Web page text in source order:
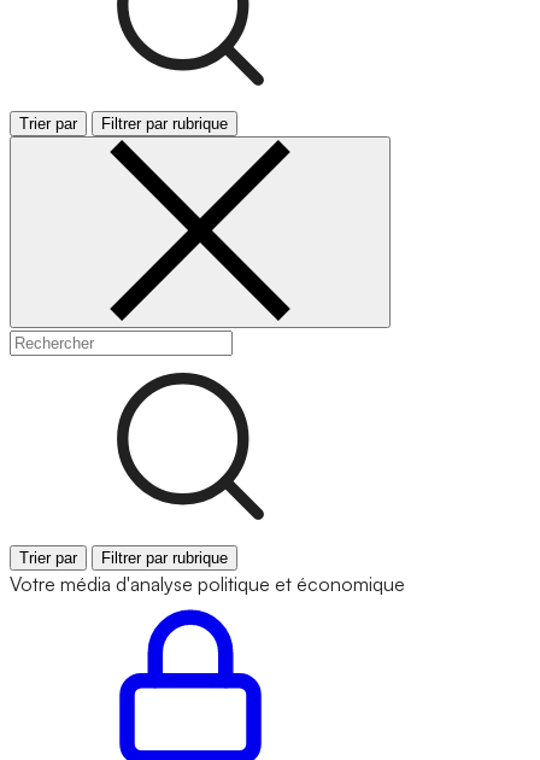
Trier par Filtrer par rubrique
Trier par Filtrer par rubrique
Votre média d'analyse politique et économique